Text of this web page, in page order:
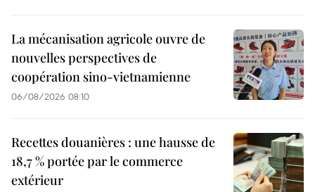
La mécanisation agricole ouvre de
nouvelles perspectives de
coopération sino-vietnamienne
06/08/2026 08:10
Recettes douanières : une hausse de
18,7 % portée par le commerce
extérieur